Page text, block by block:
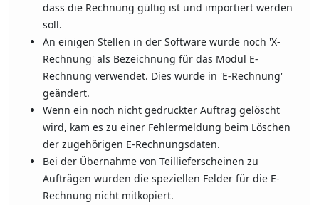
dass die Rechnung gültig ist und importiert werden
soll.
An einigen Stellen in der Software wurde noch 'X-
Rechnung' als Bezeichnung für das Modul E-
Rechnung verwendet. Dies wurde in 'E-Rechnung'
geändert.
Wenn ein noch nicht gedruckter Auftrag gelöscht
wird, kam es zu einer Fehlermeldung beim Löschen
der zugehörigen E-Rechnungsdaten.
Bei der Übernahme von Teillieferscheinen zu
Aufträgen wurden die speziellen Felder für die E-
Rechnung nicht mitkopiert.